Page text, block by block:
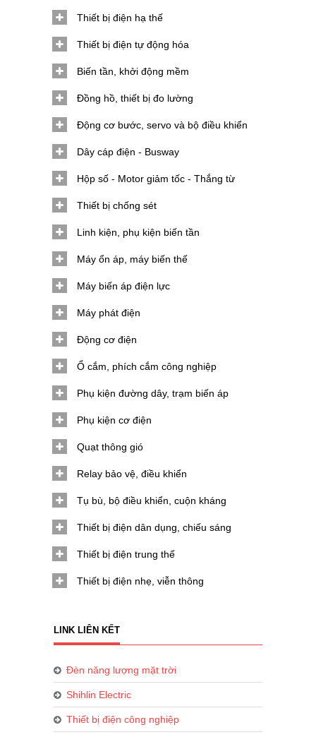
Thiết bị điện hạ thế
Thiết bị điện tự động hóa
Biến tần, khởi động mềm
Đồng hồ, thiết bị đo lường
Động cơ bước, servo và bộ điều khiển
Dây cáp điện - Busway
Hộp số - Motor giảm tốc - Thắng từ
Thiết bị chống sét
Linh kiện, phụ kiện biến tần
Máy ổn áp, máy biến thế
Máy biến áp điện lực
Máy phát điện
Động cơ điện
Ổ cắm, phích cắm công nghiệp
Phụ kiện đường dây, trạm biến áp
Phụ kiện cơ điện
Quạt thông gió
Relay bảo vệ, điều khiển
Tụ bù, bộ điều khiển, cuộn kháng
Thiết bị điện dân dụng, chiếu sáng
Thiết bị điện trung thế
Thiết bị điện nhẹ, viễn thông
LINK LIÊN KẾT
Đèn năng lượng mặt trời
Shihlin Electric
Thiết bị điện công nghiệp